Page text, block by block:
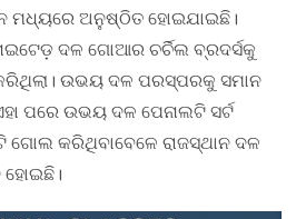
ମଧ୍ୟରେ ଅନୁଷ୍ଠିତ ହୋଇଯାଇଛି।
ଦଳ ଗୋଆର ଚର୍ଚିଲ ବ୍ରଦର୍ସକୁ
ଉଭୟ ଦଳ ପରସ୍ପରକୁ ସମାନ
ପରେ ଉଭୟ ଦଳ ପେନାଲଟି ସର୍ଟ
କରିଥିବାବେଳେ ରାଜସ୍ଥାନ ଦଳ